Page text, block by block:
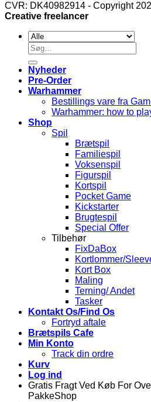
CVR: DK40982914 - Copyright
Creative freelancer
Søg
efter:
Nyheder
Pre-Order
Warhammer
Bestillings vare fra
Warhammer: how to
Shop
Spil
Brætspil
Familiespil
Voksenspil
Figurspil
Kortspil
Pocket Game
Kickstarter
Brugtespil
Special Offer
Tilbehør
FixDaBox
Kortlommer/
Kort Box
Maling
Terning/ Andet
Tasker
Kontakt Os/Find Os
Fortryd aftale
Brætspils Cafe
Min Konto
Track din ordre
Kurv
Log ind
Gratis Fragt Ved Køb For
PakkeShop